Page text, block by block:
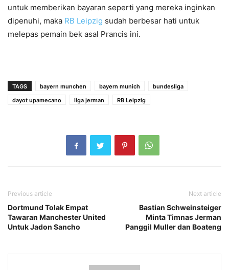
untuk memberikan bayaran seperti yang mereka inginkan
dipenuhi, maka RB Leipzig sudah berbesar hati untuk
melepas pemain bek asal Prancis ini.
TAGS bayern munchen bayern munich
bundesliga
dayot upamecano
liga jerman RB Leipzig
Previous article
Dortmund Tolak Empat
Tawaran Manchester United
Untuk Jadon Sancho
Next article
Bastian Schweinsteiger
Minta Timnas Jerman
Panggil Muller dan Boateng